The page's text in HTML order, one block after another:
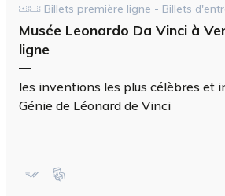
Billets première ligne - Billets
Musée Leonardo Da Vinci à
ligne
—
les inventions les plus célèbres et
Génie de Léonard de Vinci